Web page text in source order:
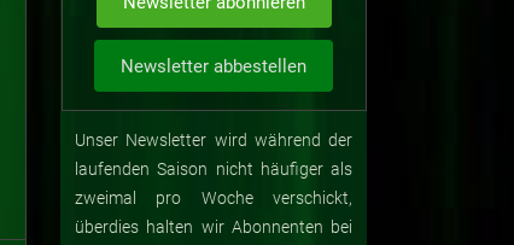
Unser Newsletter wird während der
laufenden Saison nicht häufiger als
zweimal pro Woche verschickt,
überdies halten wir Abonnenten bei